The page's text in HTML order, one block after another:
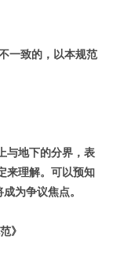
一致的，以本规范
与地下的分界，表
来理解。可以预知
为争议焦点。
》